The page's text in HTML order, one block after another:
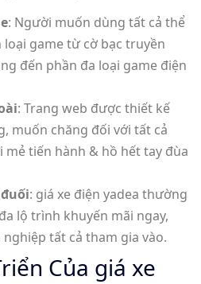
: Người muốn dùng tất cả thể
game từ cờ bạc truyền
đến phần đa loại game điện
: Trang web được thiết kế
muốn chăng đối với tất cả
tiến hành & hồ hết tay đùa
: giá xe điện yadea thường
lộ trình khuyến mãi ngay,
tất cả tham gia vào.
Của giá xe